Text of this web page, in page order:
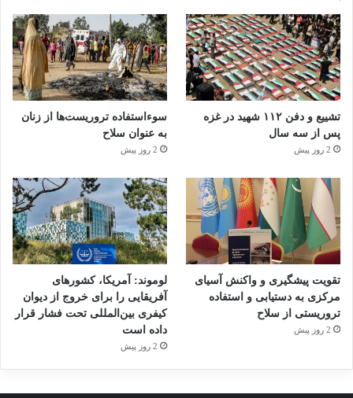
تشییع و دفن ۱۱۲ شهید در غزه
پس از سه سال
2 روز پیش
سوءاستفاده تروریست‌ها از زنان
به عنوان سلاح
2 روز پیش
تقویت پیشگیری و واکنش آسیای
مرکزی به دستیابی و استفاده
تروریستی از سلاح
2 روز پیش
لوموند: آمریکا، کشورهای
آفریقایی را برای خروج از دیوان
کیفری بین‌المللی تحت فشار قرار
داده است
2 روز پیش